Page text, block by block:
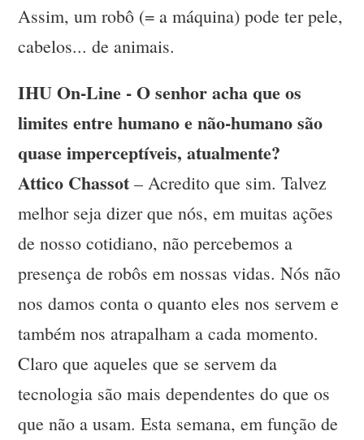
Assim, um robô (= a máquina) pode ter pele,
cabelos... de animais.
IHU On-Line - O senhor acha que os
limites entre humano e não-humano são
quase imperceptíveis, atualmente?
Attico Chassot– Acredito que sim. Talvez
melhor seja dizer que nós, em muitas ações
de nosso cotidiano, não percebemos a
presença de robôs em nossas vidas. Nós não
nos damos conta o quanto eles nos servem e
também nos atrapalham a cada momento.
Claro que aqueles que se servem da
tecnologia são mais dependentes do que os
que não a usam. Esta semana, em função de